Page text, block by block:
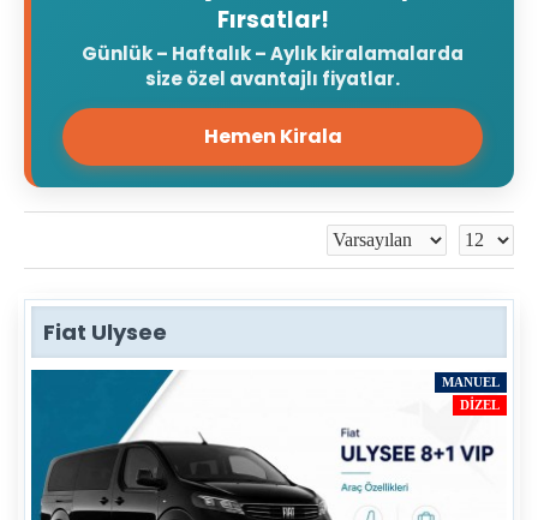
Fırsatlar!
Günlük – Haftalık – Aylık kiralamalarda
size özel avantajlı fiyatlar.
Hemen Kirala
Fiat Ulysee
MANUEL
DIZEL